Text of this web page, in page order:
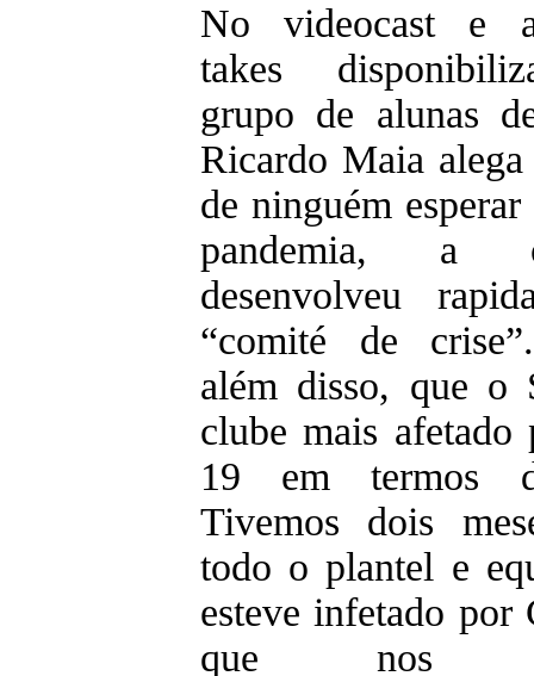
No videocast e
takes
grupo de alunas
Ricardo Maia alega
de ninguém
pandemia, a
desenvolveu
“comité de
além disso, que
clube mais afetado
19 em termos
Tivemos dois
todo o plantel e
esteve infetado por
que nos